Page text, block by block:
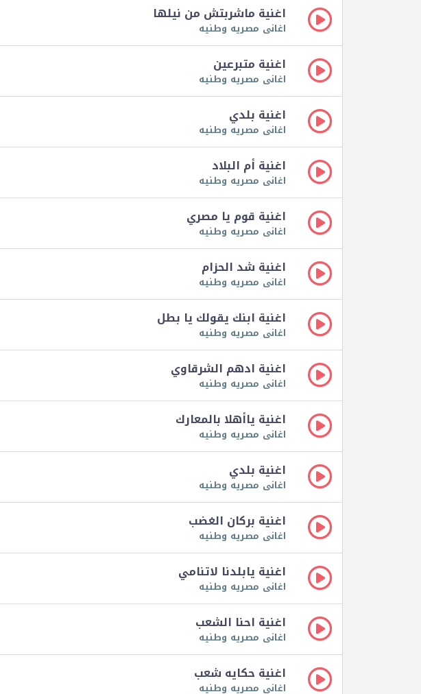
اغنية ماشربتش من نيلها
اغانى مصريه وطنيه
اغنية متبرعين
اغانى مصريه وطنيه
اغنية بلدي
اغانى مصريه وطنيه
اغنية أم البلاد
اغانى مصريه وطنيه
اغنية قوم يا مصري
اغانى مصريه وطنيه
اغنية شد الحزام
اغانى مصريه وطنيه
اغنية ابنك يقولك يا بطل
اغانى مصريه وطنيه
اغنية ادهم الشرقاوي
اغانى مصريه وطنيه
اغنية ياأهلا بالمعارك
اغانى مصريه وطنيه
اغنية بلدي
اغانى مصريه وطنيه
اغنية بركان الغضب
اغانى مصريه وطنيه
اغنية يابلدنا لاتنامي
اغانى مصريه وطنيه
اغنية احنا الشعب
اغانى مصريه وطنيه
اغنية حكايه شعب
اغانى مصريه وطنيه